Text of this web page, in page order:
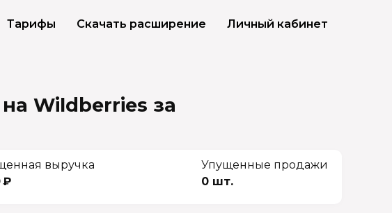
Тарифы Скачать расширение Личный кабинет
Wildberries за
выручка
₽
Упущенные продажи
0 шт.